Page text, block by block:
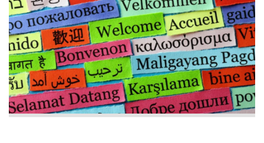
d
é
s
a
c
t
v
e